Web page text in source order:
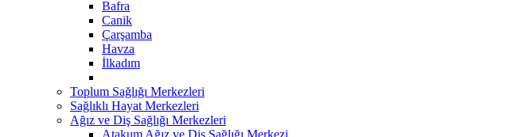
Bafra
Canik
Çarşamba
Havza
İlkadım
Toplum Sağlığı Merkezleri
Sağlıklı Hayat Merkezleri
Ağız ve Diş Sağlığı Merkezleri
Atakum Ağız ve Diş Sağlığı Merkezi